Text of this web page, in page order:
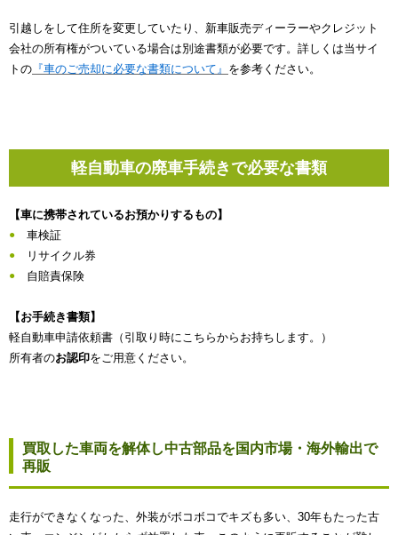
引越しをして住所を変更していたり、新車販売ディーラーやクレジット
会社の所有権がついている場合は別途書類が必要です。詳しくは当サイ
トの 『車のご売却に必要な書類について』 を参考ください。
軽自動車の廃車手続きで必要な書類
【車に携帯されているお預かりするもの】
車検証
リサイクル券
自賠責保険
【お手続き書類】
軽自動車申請依頼書（引取り時にこちらからお持ちします。）
所有者のお認印をご用意ください。
買取した車両を解体し中古部品を国内市場・海外輸出で
再販
走行ができなくなった、外装がボコボコでキズも多い、30年もたった古